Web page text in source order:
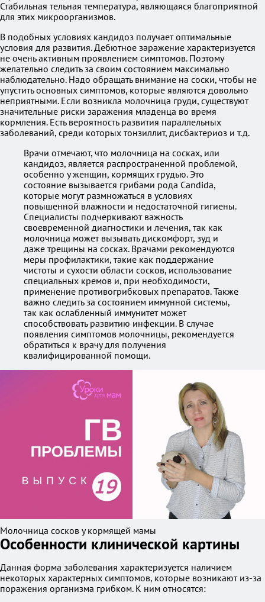
Стабильная тельная температура, являющаяся благоприятной
для этих микроорганизмов.
В подобных условиях кандидоз получает оптимальные
условия для развития. Дебютное заражение характеризуется
не очень активным проявлением симптомов. Поэтому
желательно следить за своим состоянием максимально
наблюдательно. Надо обращать внимание на соски, чтобы не
упустить основных симптомов, которые являются довольно
неприятными. Если возникла молочница груди, существуют
значительные риски заражения младенца во время
кормления. Есть вероятность развития параллельных
заболеваний, среди которых тонзиллит, дисбактериоз и т.д.
Врачи отмечают, что молочница на сосках, или
кандидоз, является распространенной проблемой,
особенно у женщин, кормящих грудью. Это
состояние вызывается грибами рода Candida,
которые могут размножаться в условиях
повышенной влажности и недостаточной гигиены.
Специалисты подчеркивают важность
своевременной диагностики и лечения, так как
молочница может вызывать дискомфорт, зуд и
даже трещины на сосках. Врачами рекомендуются
меры профилактики, такие как поддержание
чистоты и сухости области сосков, использование
специальных кремов и, при необходимости,
применение противогрибковых препаратов. Также
важно следить за состоянием иммунной системы,
так как ослабленный иммунитет может
способствовать развитию инфекции. В случае
появления симптомов молочницы, рекомендуется
обратиться к врачу для получения
квалифицированной помощи.
Молочница сосков у кормящей мамы
Особенности клинической картины
Данная форма заболевания характеризуется наличием
некоторых характерных симптомов, которые возникают из-за
поражения организма грибком. К ним относятся: